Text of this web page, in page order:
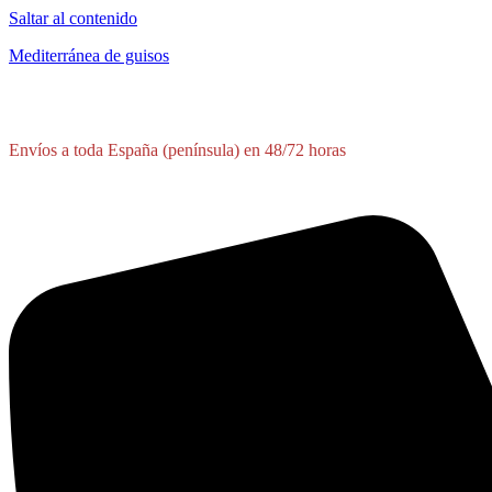
Saltar al contenido
Mediterránea de guisos
Envíos a toda España (península) en 48/72 horas